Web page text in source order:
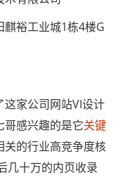
裕工业城1栋4楼G
家公司网站VI设计
哥感兴趣的是它关键
关的行业高竞争度核
几十万的内页收录